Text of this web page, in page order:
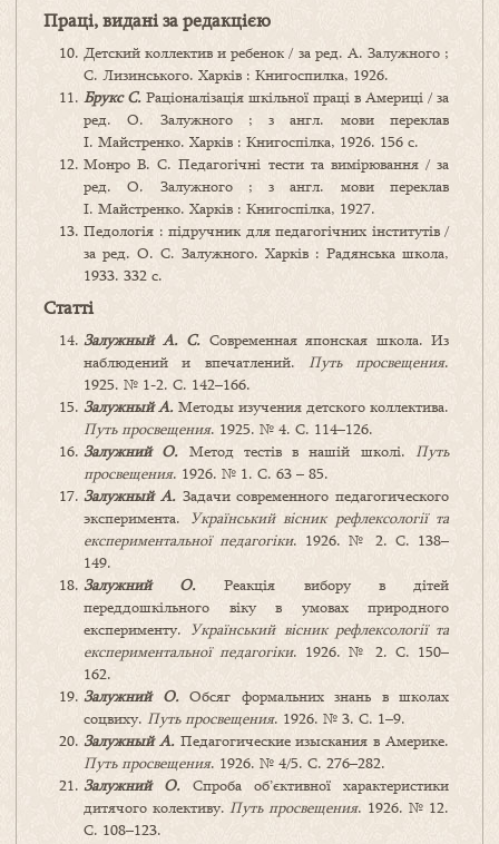
Праці, видані за редакцією
Детский коллектив и ребенок / за ред. А. Залужного ;
С. Лизинського. Харків : Книгоспилка, 1926.
Брукс С. Раціоналізація шкільної праці в Америці / за
ред. О. Залужного ; з англ. мови переклав
І. Майстренко. Харків : Книгоспілка, 1926. 156 с.
Монро В. С. Педагогічні тести та вимірювання / за
ред. О. Залужного ; з англ. мови переклав
І. Майстренко. Харків : Книгоспілка, 1927.
Педологія : підручник для педагогічних інститутів /
за ред. О. С. Залужного. Харків : Радянська школа,
1933. 332 с.
Статті
Залужный А. С. Современная японская школа. Из
наблюдений и впечатлений. Путь просвещения.
1925. № 1-2. С. 142–166.
Залужный А. Методы изучения детского коллектива.
Путь просвещения. 1925. № 4. С. 114–126.
Залужний О. Метод тестів в нашій школі.Путь
просвещения. 1926. № 1. С. 63 – 85.
Залужный А. Задачи современного педагогического
эксперимента.
Український вісник рефлексології та
експериментальної педагогіки. 1926. № 2. С. 138–
149.
Залужний О. Реакція вибору в дітей
переддошкільного віку в умовах природного
експерименту. Український вісник рефлексології та
експериментальної педагогіки. 1926. № 2. С. 150–
162.
Залужний О. Обсяг формальних знань в школах
соцвиху. Путь просвещения. 1926. № 3. С. 1–9.
Залужный А.Педагогические изыскания в Америке.
Путь просвещения. 1926. № 4/5. С. 276–282.
Залужний О. Спроба об’єктивної характеристики
дитячого колективу.Путь просвещения. 1926. № 12.
С. 108–123.